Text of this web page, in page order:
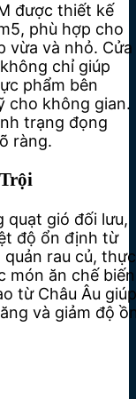
được thiết kế
phù hợp cho
vừa và nhỏ. Cửa
chỉ giúp
phẩm bên
cho không gian.
trạng đọng
ràng.
quạt gió đối lưu,
độ ổn định từ
quản rau củ, thực
món ăn chế biến
từ Châu Âu giúp
và giảm độ